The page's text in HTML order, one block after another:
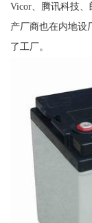
Vicor、腾讯科技
产厂商也在内地设
了工厂。